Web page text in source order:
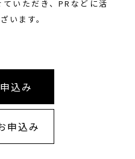
いただき、PRなどに活
います。
込み
申込み